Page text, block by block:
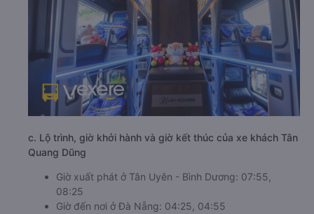
c. Lộ trình, giờ khởi hành và giờ kết thúc của xe khách Tân
Quang Dũng
Giờ xuất phát ở Tân Uyên - Bình Dương: 07:55,
08:25
Giờ đến nơi ở Đà Nẵng: 04:25, 04:55